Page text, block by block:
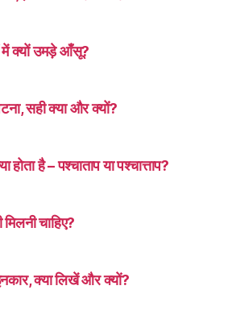
क्यों उमड़े आँसू?
सही क्या और क्यों?
है – पश्चाताप या पश्चात्ताप?
मिलनी चाहिए?
क्या लिखें और क्यों?